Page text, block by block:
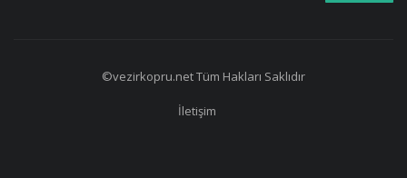
©vezirkopru.net Tüm Hakları Saklıdır
İletişim